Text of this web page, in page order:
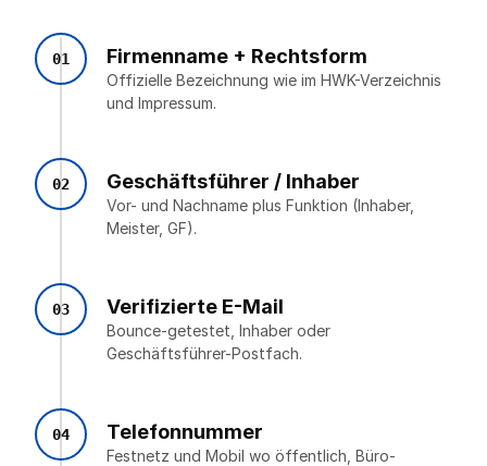
01 Firmenname + Rechtsform
Offizielle Bezeichnung wie im HWK-Verzeichnis
und Impressum.
02 Geschäftsführer / Inhaber
Vor- und Nachname plus Funktion (Inhaber,
Meister, GF).
03 Verifizierte E-Mail
Bounce-getestet, Inhaber oder
Geschäftsführer-Postfach.
04 Telefonnummer
Festnetz und Mobil wo öffentlich, Büro-